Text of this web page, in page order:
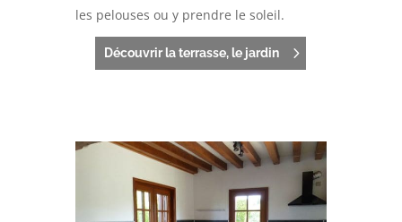
les pelouses ou y prendre le soleil.
Découvrir la terrasse, le jardin